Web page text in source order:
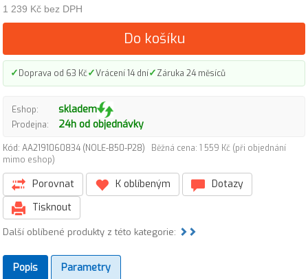
1 239 Kč bez DPH
Do košíku
✓Doprava od 63 Kč✓Vrácení 14 dní✓Záruka 24 měsíců
Eshop: skladem
Prodejna: 24h od objednávky
Kód: AA2191060834 (NOLE-B50-P28)
Běžná cena: 1 559 Kč (při objednání
mimo eshop)
Porovnat K oblíbeným
Dotazy
Tisknout
Další oblíbené produkty z této kategorie:
Popis Parametry